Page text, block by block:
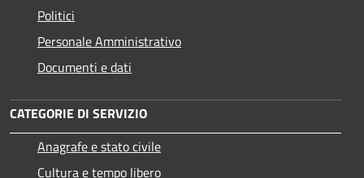
Politici
Personale Amministrativo
Documenti e dati
CATEGORIE DI SERVIZIO
Anagrafe e stato civile
Cultura e tempo libero